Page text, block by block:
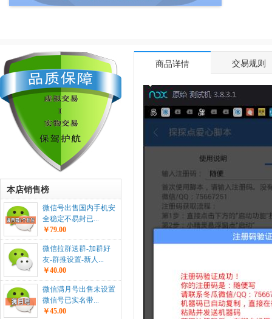
本店销售榜
微信号出售国内手机安
全稳定不易封已...
￥79.00
微信拉群送群-加群好
友-群推设置-新人...
￥40.00
微信满月号出售未设置
微信号已实名带...
￥45.00
商品详情 交易规则